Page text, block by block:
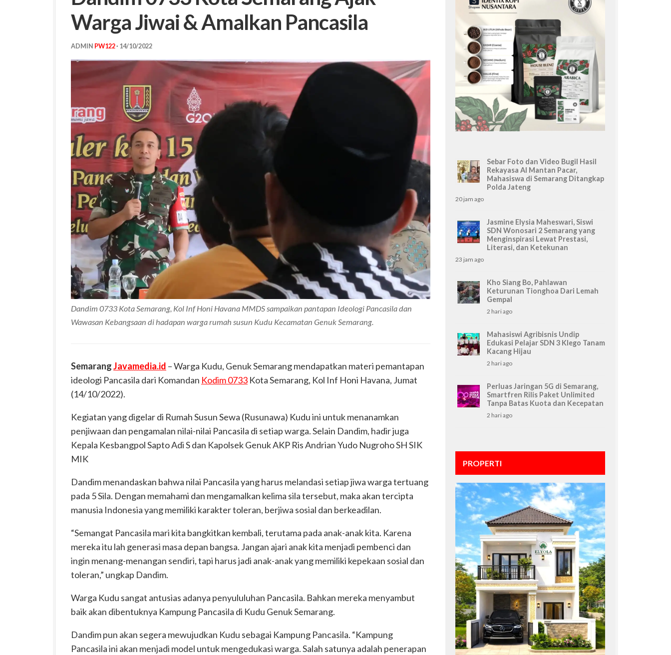
Warga Jiwai & Amalkan Pancasila
ADMIN PW122· 14/10/2022
Dandim 0733 Kota Semarang, Kol Inf Honi Havana MMDS sampaikan pantapan Ideologi Pancasila dan
Wawasan Kebangsaan di hadapan warga rumah susun Kudu Kecamatan Genuk Semarang.
SemarangJavamedia.id – Warga Kudu, Genuk Semarang mendapatkan materi pemantapan
ideologi Pancasila dari Komandan Kodim 0733 Kota Semarang, Kol Inf Honi Havana, Jumat
(14/10/2022).
Kegiatan yang digelar di Rumah Susun Sewa (Rusunawa) Kudu ini untuk menanamkan
penjiwaan dan pengamalan nilai-nilai Pancasila di setiap warga. Selain Dandim, hadir juga
Kepala Kesbangpol Sapto Adi S dan Kapolsek Genuk AKP Ris Andrian Yudo Nugroho SH SIK
MIK
Dandim menandaskan bahwa nilai Pancasila yang harus melandasi setiap jiwa warga tertuang
pada 5 Sila. Dengan memahami dan mengamalkan kelima sila tersebut, maka akan tercipta
manusia Indonesia yang memiliki karakter toleran, berjiwa sosial dan berkeadilan.
“Semangat Pancasila mari kita bangkitkan kembali, terutama pada anak-anak kita. Karena
mereka itu lah generasi masa depan bangsa. Jangan ajari anak kita menjadi pembenci dan
ingin menang-menangan sendiri, tapi harus jadi anak-anak yang memiliki kepekaan sosial dan
toleran,” ungkap Dandim.
Warga Kudu sangat antusias adanya penyululuhan Pancasila. Bahkan mereka menyambut
baik akan dibentuknya Kampung Pancasila di Kudu Genuk Semarang.
Dandim pun akan segera mewujudkan Kudu sebagai Kampung Pancasila. “Kampung
Pancasila ini akan menjadi model untuk mengedukasi warga. Salah satunya adalah penerapan
Sebar Foto dan Video Bugil Hasil
Rekayasa AI Mantan Pacar,
Mahasiswa di Semarang Ditangkap
Polda Jateng
20 jam ago
Jasmine Elysia Maheswari, Siswi
SDN Wonosari 2 Semarang yang
Menginspirasi Lewat Prestasi,
Literasi, dan Ketekunan
23 jam ago
Kho Siang Bo, Pahlawan
Keturunan Tionghoa Dari Lemah
Gempal
2 hari ago
Mahasiswi Agribisnis Undip
Edukasi Pelajar SDN 3 Klego Tanam
Kacang Hijau
2 hari ago
Perluas Jaringan 5G di Semarang,
Smartfren Rilis Paket Unlimited
Tanpa Batas Kuota dan Kecepatan
2 hari ago
PROPERTI